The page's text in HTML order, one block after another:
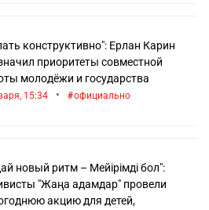
конструктивно": Ерлан Карин
приоритеты совместной
молодёжи и государства
15:34 • официально
новый ритм – Мейірімді бол":
"Жаңа адамдар" провели
акцию для детей,